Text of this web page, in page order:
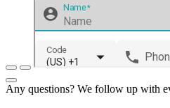
Any questions? We follow up with